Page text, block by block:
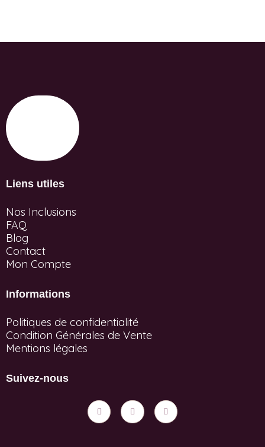
Liens utiles
Nos Inclusions
FAQ
Blog
Contact
Mon Compte
Informations
Politiques de confidentialité
Condition Générales de Vente
Mentions légales
Suivez-nous